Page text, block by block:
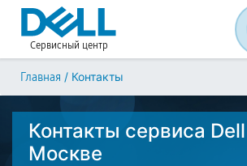
Сервисный центр
Главная / Контакты
Контакты сервиса
Москве